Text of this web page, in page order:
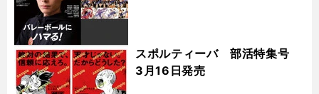
スポルティーバ 部活特集号
3月16日発売